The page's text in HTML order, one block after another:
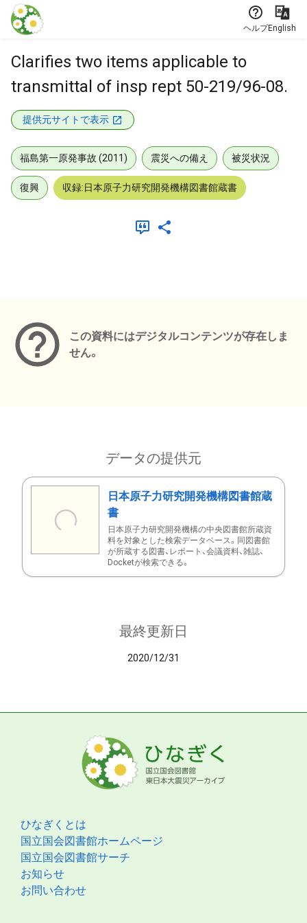
本文に飛ぶ
ヘルプEnglish
Clarifies two items applicable to
transmittal of insp rept 50-219/96-08.
提供元サイトで表示
福島第一原発事故 (2011) 震災への備え 被災状況
復興 収録:日本原子力研究開発機構図書館蔵書
この資料にはデジタルコンテンツが存在しま
せん。
データの提供元
日本原子力研究開発機構図書館蔵
書
日本原子力研究開発機構の中央図書館所蔵資
料を対象とした検索データベース。同図書館
が所蔵する図書、レポート、会議資料、雑誌、
Docketが検索できる。
最終更新日
2020/12/31
ひなぎくとは
国立国会図書館ホームページ
国立国会図書館サーチ
お知らせ
お問い合わせ